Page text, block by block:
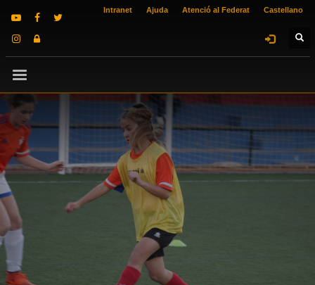
Intranet Ajuda Atenció al Federat Castellano